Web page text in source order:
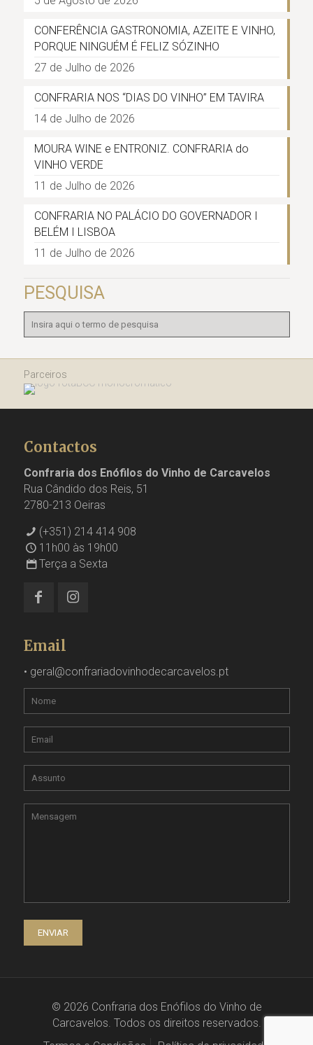
CONFERÊNCIA GASTRONOMIA, AZEITE E VINHO,
PORQUE NINGUÉM É FELIZ SÓZINHO
27 de Julho de 2026
CONFRARIA NOS “DIAS DO VINHO” EM TAVIRA
14 de Julho de 2026
MOURA WINE e ENTRONIZ. CONFRARIA do
VINHO VERDE
11 de Julho de 2026
CONFRARIA NO PALÁCIO DO GOVERNADOR I
BELÉM I LISBOA
11 de Julho de 2026
PESQUISA
Parceiros
Contactos
Confraria dos Enófilos do Vinho de Carcavelos
Rua Cândido dos Reis, 51
2780-213 Oeiras
(+351) 214 414 908
11h00 às 19h00
Terça a Sexta
Email
• geral@confrariadovinhodecarcavelos.pt
© 2026 Confraria dos Enófilos do Vinho de
Carcavelos. Todos os direitos reservados.